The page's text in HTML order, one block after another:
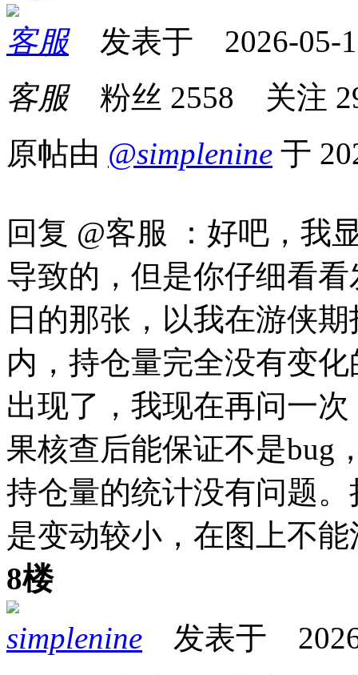
客服发表于 2026-05-
客服粉丝 2558 关注
原帖由 @simplenine 于
回复 @客服 ：好吧，我
导致的，但是你仔细看
日的那张，以我在游侠
内，持仓量完全没有变
出现了，我现在再问一
果核查后能保证不是
持仓量的统计没有问题
是变动较小，在图上不
8楼
simplenine 发表于